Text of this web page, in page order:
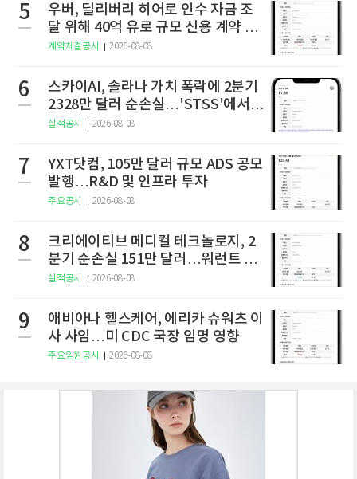
5
우버, 딜리버리 히어로 인수 자금 조
달 위해 40억 유로 규모 신용 계약 체
결
계약체결공시 2026-08-08
6
스카이AI, 솔라나 가치 폭락에 2분기
2328만 달러 순손실…'STSS'에서
사명·티커 변경 완료
실적공시 2026-08-08
7
YXT닷컴, 105만 달러 규모 ADS 공모
발행…R&D 및 인프라 투자
주요공시 2026-08-08
8
크리에이티브 메디컬 테크놀로지, 2
분기 순손실 151만 달러…워런트 행
사로 446만 달러 조달
실적공시 2026-08-08
9
애비아나 헬스케어, 에리카 슈워츠 이
사 사임…미 CDC 국장 임명 영향
주요임원공시 2026-08-08